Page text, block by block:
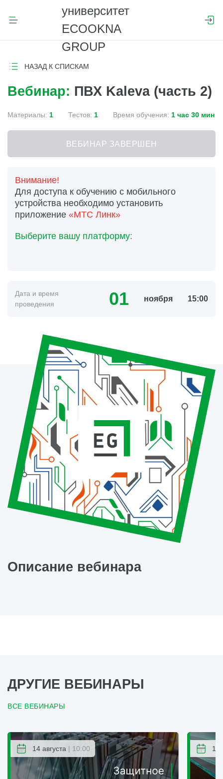
НАЗАД К СПИСКАМ
Вебинар: ПВХ Kaleva (часть 2)
Материалы: 1 Тестов: 1 Время обучения: 1 час 30 мин
ВЕБИНАР ЗАВЕРШЕН
Внимание!
Для доступа к обучению с мобильного
устройства необходимо установить
приложение «МТС Линк»
Выберите вашу платформу:
Дата и время
проведения
01 ноября 15:00
Описание вебинара
ДРУГИЕ ВЕБИНАРЫ
ВСЕ ВЕБИНАРЫ
14 августа | 10:00 14